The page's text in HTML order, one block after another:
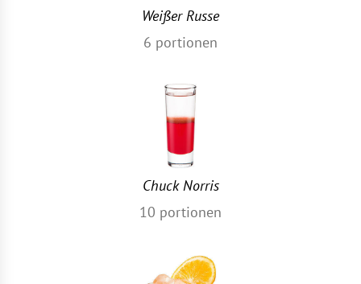
Weißer Russe
6 portionen
Chuck Norris
10 portionen